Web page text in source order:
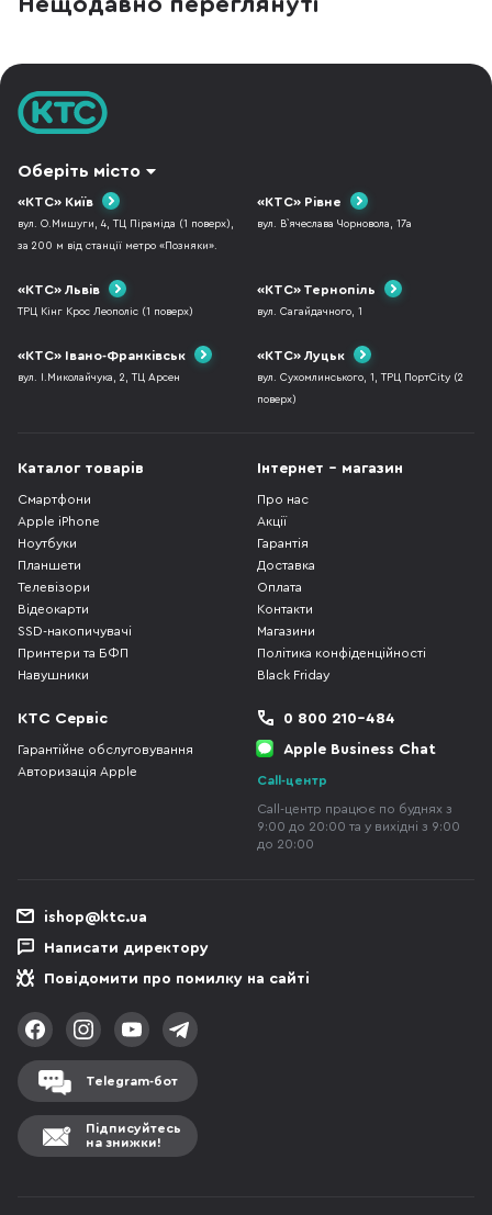
життя: для геймера, офісного працівника,
Оберіть місто
«КТС» Київ
вул. О.Мишуги, 4, ТЦ Піраміда (1 поверх),
за 200 м від станції метро «Позняки».
«КТС» Рівне
вул. В`ячеслава Чорновола, 17а
«КТС» Львів
ТРЦ Кінг Крос Леополіс (1 поверх)
«КТС» Тернопіль
вул. Сагайдачного, 1
«КТС» Івано-Франківськ
вул. І.Миколайчука, 2, ТЦ Арсен
«КТС» Луцьк
вул. Сухомлинського, 1, ТРЦ ПортCity (2
поверх)
Каталог товарів
Смартфони
Apple iPhone
Ноутбуки
Планшети
Телевізори
Відеокарти
SSD-накопичувачі
Принтери та БФП
Навушники
Інтернет - магазин
Про нас
Акції
Гарантія
Доставка
Оплата
Контакти
Магазини
Політика конфіденційності
Black Friday
КТС Сервіс
Гарантійне обслуговування
Авторизація Apple
0 800 210-484
Apple Business Chat
Call-центр
Call-центр працює по буднях з
9:00 до 20:00 та у вихідні з 9:00
до 20:00
ishop@ktc.ua
Написати директору
Повідомити про помилку на сайті
Telegram-бот
Підписуйтесь
на знижки!